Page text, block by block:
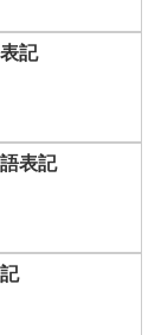
記
表記